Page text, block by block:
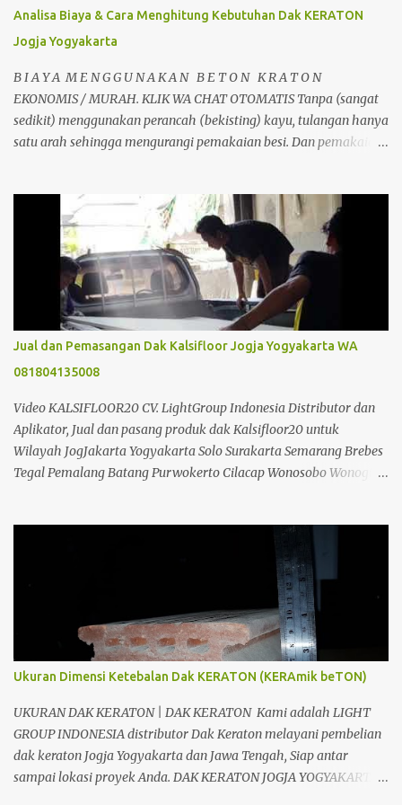
Analisa Biaya & Cara Menghitung Kebutuhan Dak KERATON
Jogja Yogyakarta
B I A Y A M E N G G U N A K A N B E T O N K R A T O N
EKONOMIS / MURAH. KLIK WA CHAT OTOMATIS Tanpa (sangat
sedikit) menggunakan perancah (bekisting) kayu, tulangan hanya
satu arah sehingga mengurangi pemakaian besi. Dan pemakaian
pembongkaran. Jadi jelas dari segi perancah sangat ada
penghematan. dibandingkan dengan pembuatan plat lantai beton
konvensional biasa. Selain itu juga tidak memerlukan alat bantu
seperti krane, sehingga dapat mengurangi biaya konstruksi.
Analisa Perbandingan Cor Beton Konfensional Dan Dak Beton
Kraton Analisa Harga Biaya Pekerjaan Beton Kraton/m2 & Cara
Menghitung Kebutuhan Dak KERATON : 1m2 DAK KRATON
AREA JOGJA & JAWA TENGAH Bahan Volume Satuan Harga
Satuan Jumlah Kraton T= 10 Cm 20 m2 10 ,000.00
200,000.00 Besi ...
Jual dan Pemasangan Dak Kalsifloor Jogja Yogyakarta WA
081804135008
Video KALSIFLOOR20 CV. LightGroup Indonesia Distributor dan
Aplikator, Jual dan pasang produk dak Kalsifloor20 untuk
Wilayah JogJakarta Yogyakarta Solo Surakarta Semarang Brebes
Tegal Pemalang Batang Purwokerto Cilacap Wonosobo Wonogiri
Jepara Kendal dan Jawa Tengah; Telp/SMS/WA 088802725212 /
081804135008 / 081325157177 PIN BB 53897EDC CV. Light Group
Indonesia adalah salah satu perusahaan yang bergerak dibidang
Distributor, Suplier, Aplikator dan Kontraktor bahan bangunan di
Jogja Yogyakarta. Dimana tujuan kami adalah berusaha
memberikan kemudahan Anda dalam membangun bangunan.
Kami CV. Light Group Indonesia, akan berusaha menjawab
kesulitan Anda. Kami berpengalaman dalam bidang
pembangunan dan konstruksi. Banyak produk yang kami
tawarkan, dari bahan untuk Dak, interior, eksterior, maupun jasa
kontraktor, tentunya juga dengan kualitas yan...
Ukuran Dimensi Ketebalan Dak KERATON (KERAmik beTON)
UKURAN DAK KERATON | DAK KERATON Kami adalah LIGHT
GROUP INDONESIA distributor Dak Keraton melayani pembelian
dak keraton Jogja Yogyakarta dan Jawa Tengah, Siap antar
sampai lokasi proyek Anda. DAK KERATON JOGJA YOGYAKARTA